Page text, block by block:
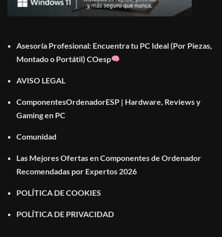
Asesoría Profesional: Encuentra tu PC Ideal (Por Piezas,
Montado o Portátil) COesp
AVISO LEGAL
ComponentesOrdenadorESP | Hardware, Reviews y
Gaming en PC
Comunidad
Las Mejores Ofertas en Componentes de Ordenador
Recomendadas por Expertos 2026
POLÍTICA DE COOKIES
POLÍTICA DE PRIVACIDAD